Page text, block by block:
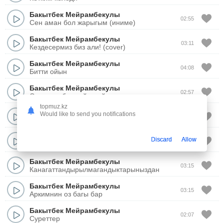
Бакытбек Мейрамбекулы
Сен аман бол жарыгым (иниме)
02:55
Бакытбек Мейрамбекулы
Кездесермиз биз али! (cover)
03:11
Бакытбек Мейрамбекулы
Битти ойын
04:08
Бакытбек Мейрамбекулы
Ол кызда билмейдигой
02:57
Бакытбек Мейрамбекулы
04:00
Бакытбек Мейрамбекулы
Канагаттандырылмагандыктарыныздан
03:15
Бакытбек Мейрамбекулы
Аркимнин оз багы бар
03:15
Бакытбек Мейрамбекулы
Суреттер
02:07
topmuz.kz
Would like to send you notifications
Discard Allow